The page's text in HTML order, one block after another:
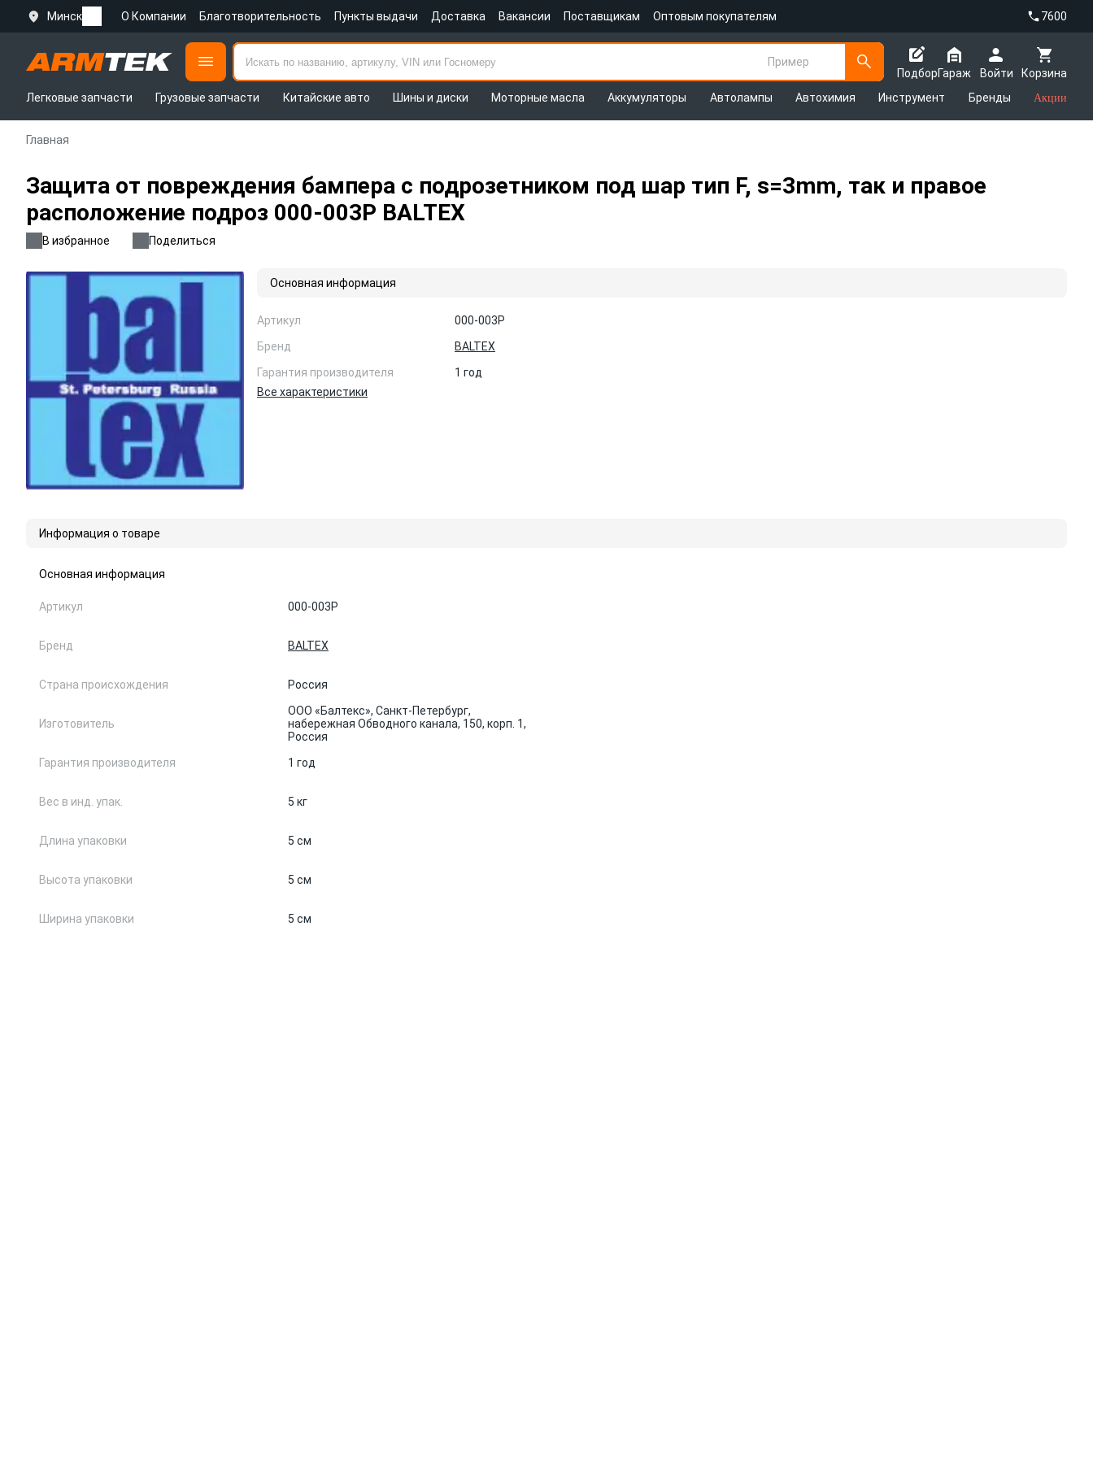
Минск О Компании Благотворительность Пункты выдачи Доставка Вакансии Поставщикам Оптовым покупателям 7600
Пример
Подбор
Корзина
Гараж
Войти
Легковые запчасти
Грузовые запчасти Китайские авто Шины и диски Моторные масла Аккумуляторы Автолампы Автохимия Инструмент Бренды Акции
Главная
Защита от повреждения бампера с подрозетником под шар тип F, s=3mm, так и правое
расположение подроз 000-003P BALTEX
В избранное Поделиться
Основная информация
Артикул
000-003P
Бренд
BALTEX
Гарантия производителя
1 год
Все характеристики
Информация о товаре
Основная информация
Артикул 000-003P
Бренд BALTEX
Страна происхождения Россия
Изготовитель
ООО «Балтекс», Санкт-Петербург,
набережная Обводного канала, 150, корп. 1,
Россия
Гарантия производителя
1 год
Вес в инд. упак. 5 кг
Длина упаковки 5 см
Высота упаковки 5 см
Ширина упаковки 5 см